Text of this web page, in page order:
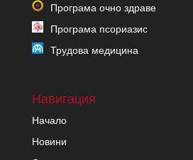
Програма очно здраве
Програма псориазис
Трудова медицина
Навигация
Начало
Новини